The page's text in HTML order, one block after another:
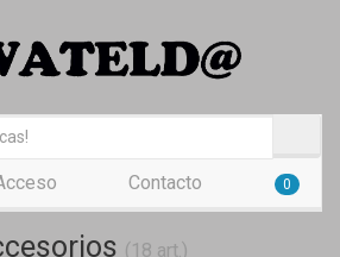
Contacto 0
(18 art.)